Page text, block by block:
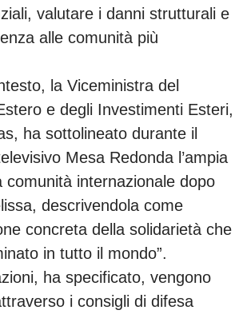
valutare i danni strutturali e
alle comunità più
la Viceministra del
e degli Investimenti Esteri,
ha sottolineato durante il
Mesa Redonda l’ampia
comunità internazionale dopo
descrivendola come
concreta della solidarietà che
in tutto il mondo”.
ha specificato, vengono
i consigli di difesa